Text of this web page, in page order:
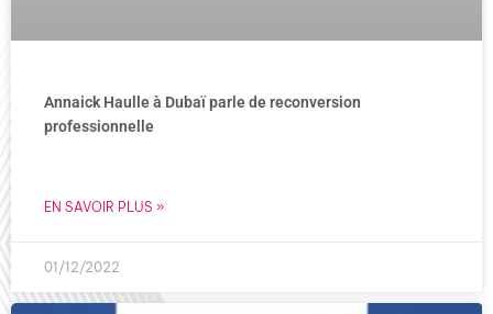
Annaick Haulle à Dubaï parle de reconversion
professionnelle
EN SAVOIR PLUS »
01/12/2022